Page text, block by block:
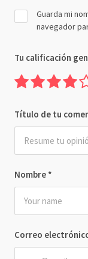
Nombre *
Correo
Guarda mi
navegador
Tu calificación
Título de tu